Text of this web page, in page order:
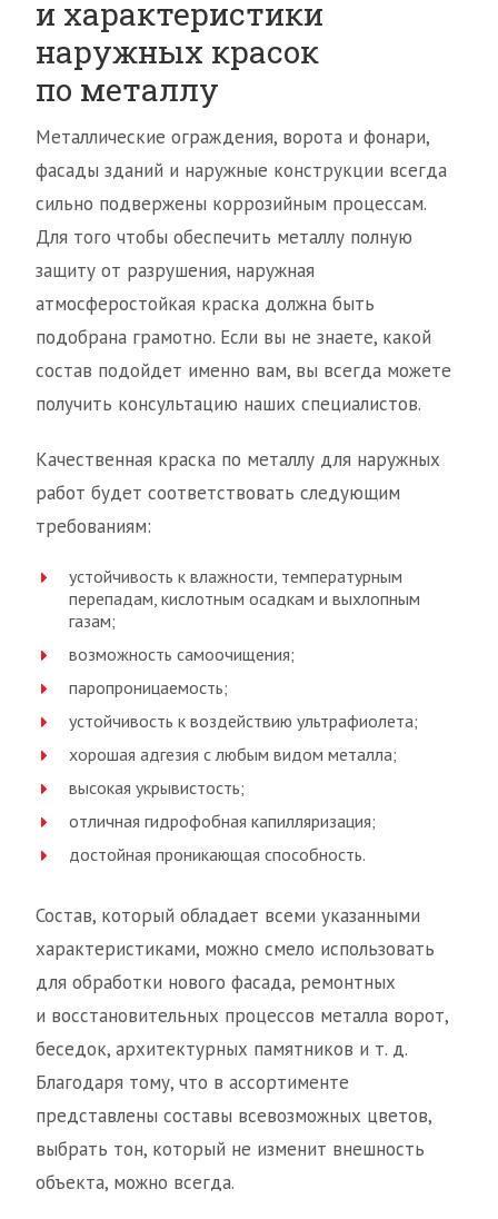
и характеристики
наружных красок
по металлу
Металлические ограждения, ворота и фонари,
фасады зданий и наружные конструкции всегда
сильно подвержены коррозийным процессам.
Для того чтобы обеспечить металлу полную
защиту от разрушения, наружная
атмосферостойкая краска должна быть
подобрана грамотно. Если вы не знаете, какой
состав подойдет именно вам, вы всегда можете
получить консультацию наших специалистов.
Качественная краска по металлу для наружных
работ будет соответствовать следующим
требованиям:
устойчивость к влажности, температурным
перепадам, кислотным осадкам и выхлопным
газам;
возможность самоочищения;
паропроницаемость;
устойчивость к воздействию ультрафиолета;
хорошая адгезия с любым видом металла;
высокая укрывистость;
отличная гидрофобная капилляризация;
достойная проникающая способность.
Состав, который обладает всеми указанными
характеристиками, можно смело использовать
для обработки нового фасада, ремонтных
и восстановительных процессов металла ворот,
беседок, архитектурных памятников и т. д.
Благодаря тому, что в ассортименте
представлены составы всевозможных цветов,
выбрать тон, который не изменит внешность
объекта, можно всегда.